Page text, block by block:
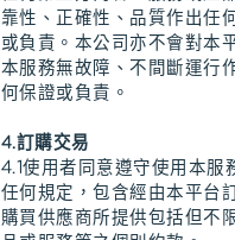
靠性、正確性、品質作出任
或負責。本公司亦不會對本
本服務無故障、不間斷運行
何保證或負責。
4.訂購交易
4.1使用者同意遵守使用本服
任何規定，包含經由本平台
購買供應商所提供包括但不